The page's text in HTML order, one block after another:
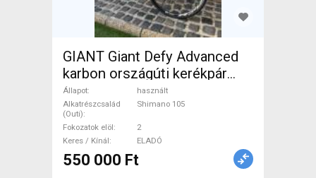
GIANT Giant Defy Advanced
karbon országúti kerékpár
Országúti Shimano 105
tárcsafék használt ELADÓ
Állapot
használt
Alkatrészcsalád
(Outi)
Shimano 105
Fokozatok elöl
2
Keres / Kínál
ELADÓ
550 000 Ft